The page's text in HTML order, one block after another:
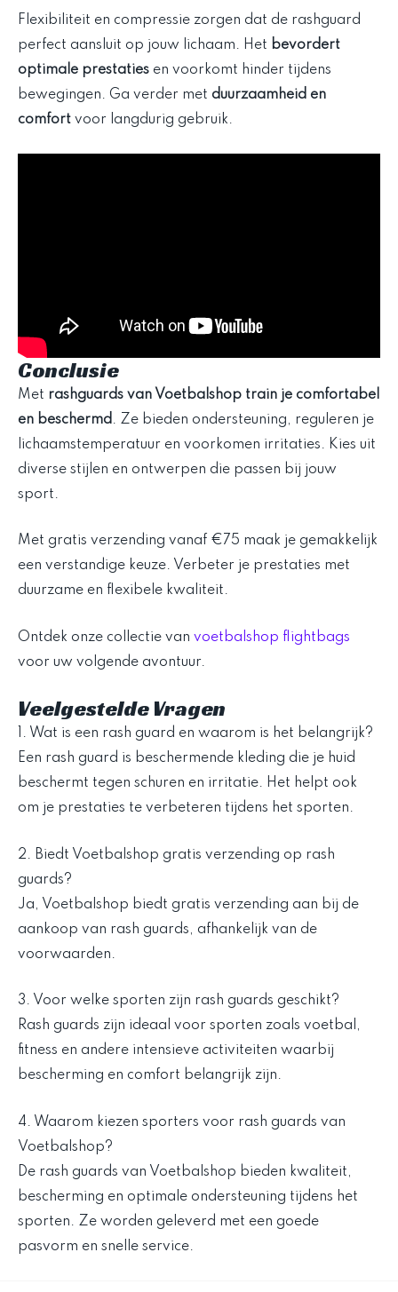
Flexibiliteit en compressie zorgen dat de rashguard
perfect aansluit op jouw lichaam. Het bevordert
optimale prestaties en voorkomt hinder tijdens
bewegingen. Ga verder met duurzaamheid en
comfort voor langdurig gebruik.
Conclusie
Met rashguards van Voetbalshop train je comfortabel
en beschermd . Ze bieden ondersteuning, reguleren je
lichaamstemperatuur en voorkomen irritaties. Kies uit
diverse stijlen en ontwerpen die passen bij jouw
sport.
Met gratis verzending vanaf €75 maak je gemakkelijk
een verstandige keuze. Verbeter je prestaties met
duurzame en flexibele kwaliteit.
Ontdek onze collectie van voetbalshop flightbags
voor uw volgende avontuur.
Veelgestelde Vragen
1. Wat is een rash guard en waarom is het belangrijk?
Een rash guard is beschermende kleding die je huid
beschermt tegen schuren en irritatie. Het helpt ook
om je prestaties te verbeteren tijdens het sporten.
2. Biedt Voetbalshop gratis verzending op rash
guards?
Ja, Voetbalshop biedt gratis verzending aan bij de
aankoop van rash guards, afhankelijk van de
voorwaarden.
3. Voor welke sporten zijn rash guards geschikt?
Rash guards zijn ideaal voor sporten zoals voetbal,
fitness en andere intensieve activiteiten waarbij
bescherming en comfort belangrijk zijn.
4. Waarom kiezen sporters voor rash guards van
Voetbalshop?
De rash guards van Voetbalshop bieden kwaliteit,
bescherming en optimale ondersteuning tijdens het
sporten. Ze worden geleverd met een goede
pasvorm en snelle service.